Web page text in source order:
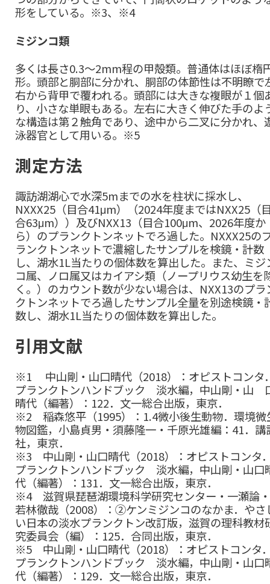
形をしている。※3、※4
ミジンコ類
多くは長さ0.3～2mm程の甲殻類。普通体はほぼ楕
形。頭部と胴部に分かれ、胴部の体節性は不明瞭で
右から背甲で覆われる。頭部には大きな複眼が１個
り、小さな単眼もある。左右に大きく伸びた手のよ
な構造は第２触角であり、途中から二叉に分かれ、
泳器官として用いる。※5
測定方法
諏訪湖湖心で水深5mまでの水を柱状に採水し、
NXXX25（目合41μm）（2024年度まではNXX25（
合63μm））及びNXX13（目合100μm、2026年度か
ら）のプランクトンネットでろ過した。NXXX25の
ランクトンネットで濃縮したサンプルを検鏡・計数
し、湖水1L当たりの個体数を算出した。また、ミジ
コ属、ノロ属又はカイアシ類（ノープリウス幼生を
く。）のカウント数が少ない場合は、NXX13のプラ
クトンネットでろ過したサンプル全量を別途検鏡・
数し、湖水1L当たりの個体数を算出した。
引用文献
※1 中山剛・山口晴代（2018）：オピストコンタ
プランクトンハンドブック 淡水編，中山剛・山
晴代（編著）：122．文一総合出版，東京．
※2 稲森悠平（1995）：1.4微小後生動物．環境微
物図鑑，小島貞男・須藤隆一・千原光雄編：41．講
社，東京．
※3 中山剛・山口晴代（2018）：オピストコンタ
プランクトンハンドブック 淡水編，中山剛・山口
代（編著）：131．文一総合出版，東京．
※4 滋賀県琵琶湖環境科学研究センター・一瀬論
若林徹哉（2008）：②ケンミジンコのなかま．やさ
い日本の淡水プランクトン改訂版，滋賀の理科教材
究委員会（編）：125．合同出版，東京．
※5 中山剛・山口晴代（2018）：オピストコンタ
プランクトンハンドブック 淡水編，中山剛・山口
代（編著）：129．文一総合出版，東京．